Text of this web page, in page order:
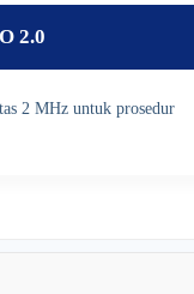
2.0
2 MHz untuk prosedur